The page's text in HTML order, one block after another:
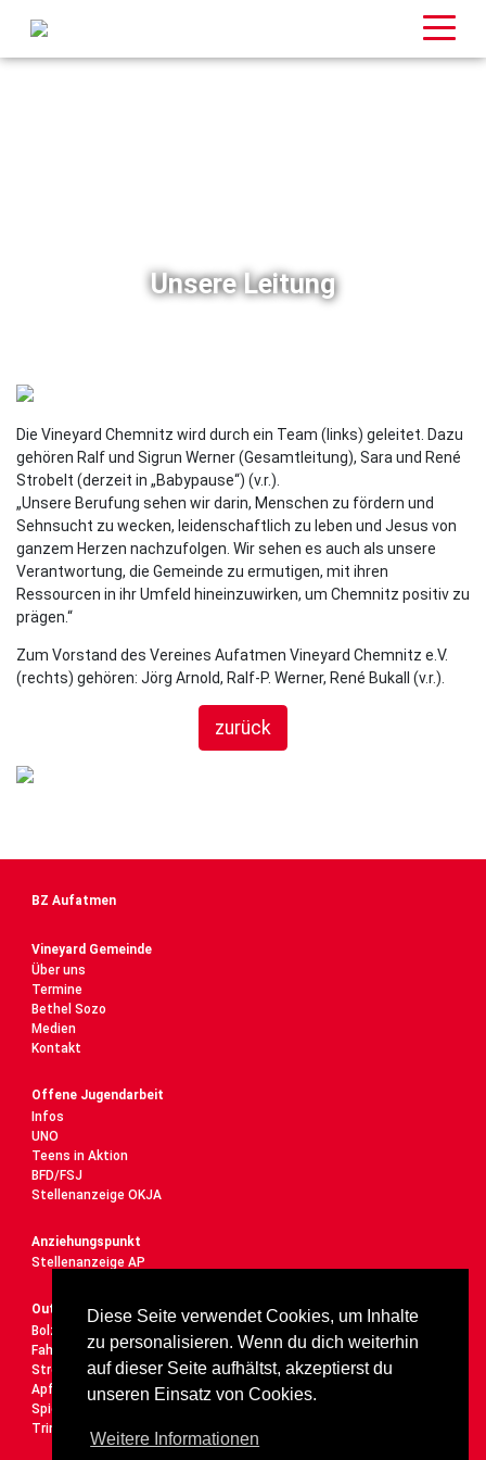
Diese Seite verwendet Cookies, um Inhalte
zu personalisieren. Wenn du dich weiterhin
auf dieser Seite aufhältst, akzeptierst du
unseren Einsatz von Cookies.
Weitere Informationen
Unsere Leitung
Die Vineyard Chemnitz wird durch ein Team (links) geleitet. Dazu
gehören Ralf und Sigrun Werner (Gesamtleitung), Sara und René
Strobelt (derzeit in „Babypause“) (v.r.).
„Unsere Berufung sehen wir darin, Menschen zu fördern und
Sehnsucht zu wecken, leidenschaftlich zu leben und Jesus von
ganzem Herzen nachzufolgen. Wir sehen es auch als unsere
Verantwortung, die Gemeinde zu ermutigen, mit ihren
Ressourcen in ihr Umfeld hineinzuwirken, um Chemnitz positiv zu
prägen.“
Zum Vorstand des Vereines Aufatmen Vineyard Chemnitz e.V.
(rechts) gehören: Jörg Arnold, Ralf-P. Werner, René Bukall (v.r.).
zurück
BZ Aufatmen
Vineyard Gemeinde
Über uns
Termine
Bethel Sozo
Medien
Kontakt
Offene Jugendarbeit
Infos
UNO
Teens in Aktion
BFD/FSJ
Stellenanzeige OKJA
Anziehungspunkt
Stellenanzeige AP
Outdoor
Bolzplatz
Fahrrad-Service-Station
Street-Workout-Anlage
Apfelbaumparade
Spielplatz
Trinkbrunnen